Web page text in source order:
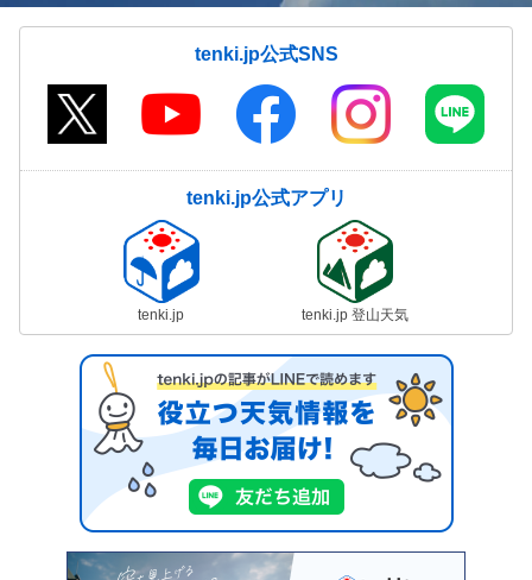
tenki.jp公式SNS
tenki.jp公式アプリ
tenki.jp tenki.jp 登山天気